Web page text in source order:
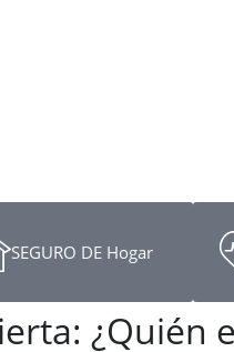
SEGURO DE Hogar
¿Quién